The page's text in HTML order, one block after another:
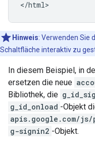
Hinweis: Verwenden Sie
Schaltfläche interaktiv zu
In diesem Beispiel, in
ersetzen die neue
Bibliothek, die
g_id_onload -Objekt
apis.google.com/
g-signin2 -Objekt.